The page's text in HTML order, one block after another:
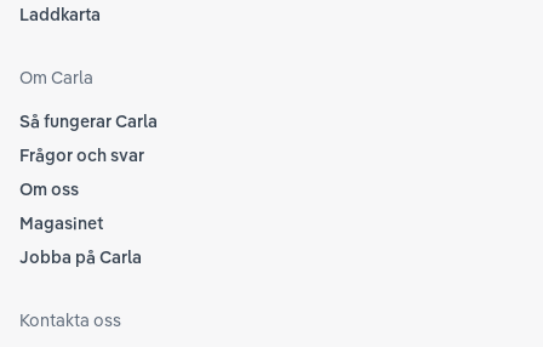
Laddkarta
Om Carla
Så fungerar Carla
Frågor och svar
Om oss
Magasinet
Jobba på Carla
Kontakta oss